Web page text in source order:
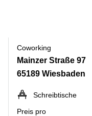
Coworking
Mainzer Straße 97
65189 Wiesbaden
Schreibtische
Preis pro